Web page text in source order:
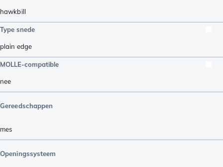
hawkbill
Type snede
plain edge
MOLLE-compatible
nee
Gereedschappen
mes
Openingssysteem